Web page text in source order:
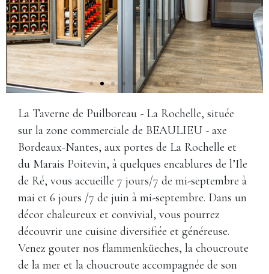
La Taverne de Puilboreau - La Rochelle, située
sur la zone commerciale de BEAULIEU - axe
Bordeaux-Nantes, aux portes de La Rochelle et
du Marais Poitevin, à quelques encablures de l’Ile
de Ré, vous accueille 7 jours/7 de mi-septembre à
mai et 6 jours /7 de juin à mi-septembre. Dans un
décor chaleureux et convivial, vous pourrez
découvrir une cuisine diversifiée et généreuse.
Venez gouter nos flammenküeches, la choucroute
de la mer et la choucroute accompagnée de son